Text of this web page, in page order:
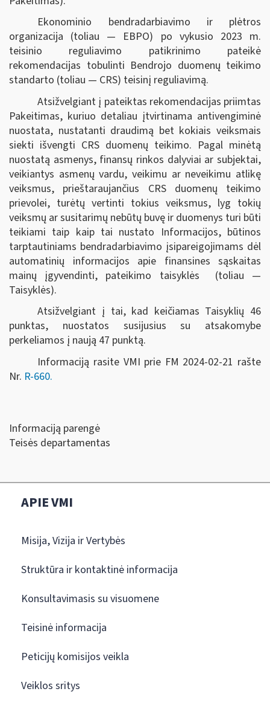
Ekonominio bendradarbiavimo ir plėtros
organizacija (toliau — EBPO) po vykusio 2023 m.
teisinio reguliavimo patikrinimo pateikė
rekomendacijas tobulinti Bendrojo duomenų teikimo
standarto (toliau — CRS) teisinį reguliavimą.
Atsižvelgiant į pateiktas rekomendacijas priimtas
Pakeitimas, kuriuo detaliau įtvirtinama antivengiminė
nuostata, nustatanti draudimą bet kokiais veiksmais
siekti išvengti CRS duomenų teikimo. Pagal minėtą
nuostatą asmenys, finansų rinkos dalyviai ar subjektai,
veikiantys asmenų vardu, veikimu ar neveikimu atlikę
veiksmus, prieštaraujančius CRS duomenų teikimo
prievolei, turėtų vertinti tokius veiksmus, lyg tokių
veiksmų ar susitarimų nebūtų buvę ir duomenys turi būti
teikiami taip kaip tai nustato Informacijos, būtinos
tarptautiniams bendradarbiavimo įsipareigojimams dėl
automatinių informacijos apie finansines sąskaitas
mainų įgyvendinti, pateikimo taisyklės (toliau —
Taisyklės).
Atsižvelgiant į tai, kad keičiamas Taisyklių 46
punktas, nuostatos susijusius su atsakomybe
perkeliamos į naują 47 punktą.
Informaciją rasite VMI prie FM 2024-02-21 rašte
Nr. R-660.
Informaciją parengė
Teisės departamentas
APIE VMI
Misija, Vizija ir Vertybės
Struktūra ir kontaktinė informacija
Konsultavimasis su visuomene
Teisinė informacija
Peticijų komisijos veikla
Veiklos sritys